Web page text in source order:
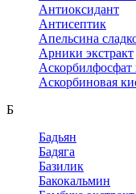
Антиоксидант
Антисептик
Апельсина
Арники экстракт
Аскорбилфосфат
Аскорбиновая
Б
Бадьян
Бадяга
Базилик
Бакокальмин